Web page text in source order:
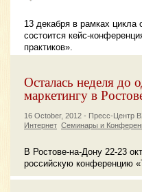
13 декабря в рамках цикла
состоится кейс-
практиков».
Осталась неделя до
маркетингу в
16 October, 2012 - Пресс-Центр
Интернет Семинары и
В Ростове-на-Дону 22-23
российскую конференцию